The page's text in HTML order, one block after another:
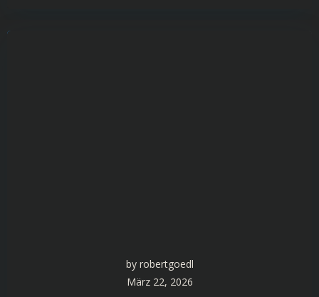
by robertgoedl
März 22, 2026